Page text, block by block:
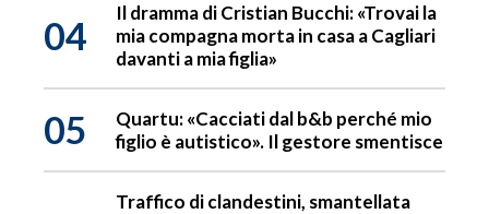
04
Il dramma di Cristian Bucchi: «Trovai la
mia compagna morta in casa a Cagliari
davanti a mia figlia»
05
Quartu: «Cacciati dal b&b perché mio
figlio è autistico». Il gestore smentisce
Traffico di clandestini, smantellata